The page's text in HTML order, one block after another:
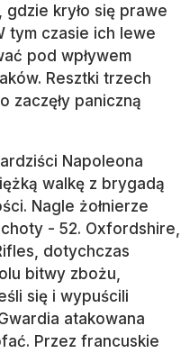
kryło się prawe
tym czasie ich lewe
pod wpływem
Resztki trzech
zaczęły paniczną
Napoleona
walkę z brygadą
Nagle żołnierze
- 52. Oxfordshire,
dotychczas
bitwy zbożu,
się i wypuścili
atakowana
Przez francuskie